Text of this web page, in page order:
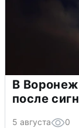
В
после
5 августа 0